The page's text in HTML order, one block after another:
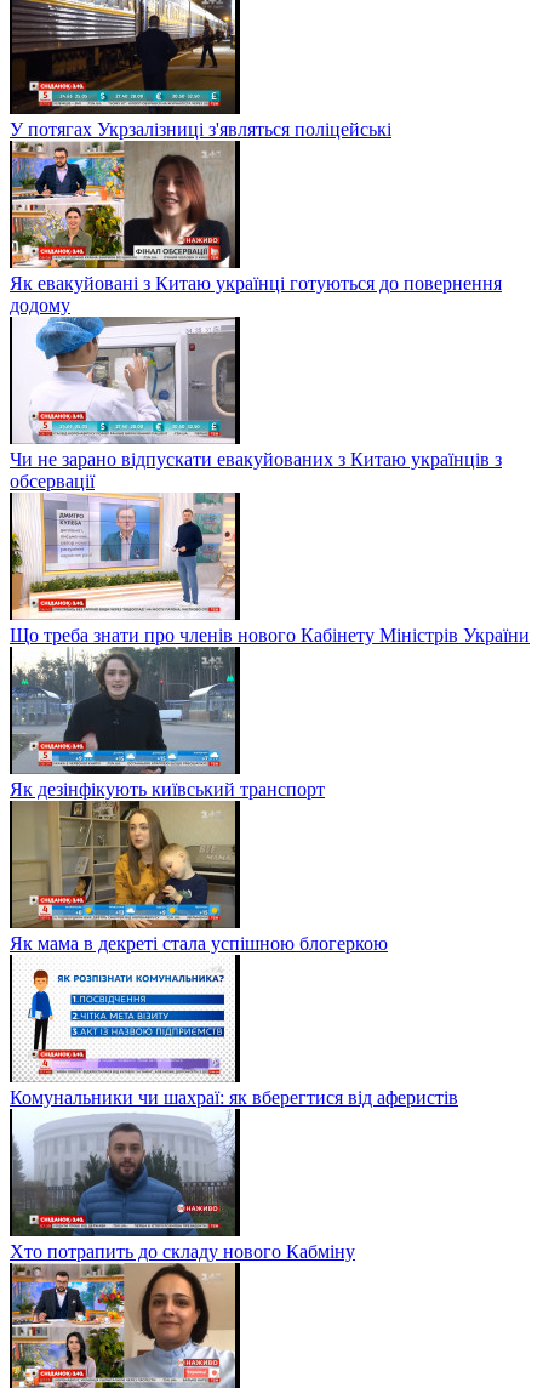
У потягах Укрзалізниці з'являться поліцейські
Як евакуйовані з Китаю українці готуються до повернення
додому
Чи не зарано відпускати евакуйованих з Китаю українців з
обсервації
Що треба знати про членів нового Кабінету Міністрів України
Як дезінфікують київський транспорт
Як мама в декреті стала успішною блогеркою
Комунальники чи шахраї: як вберегтися від аферистів
Хто потрапить до складу нового Кабміну